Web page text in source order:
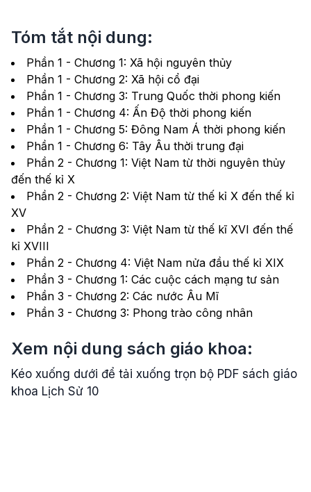
Tóm tắt nội dung:
Phần 1 - Chương 1: Xã hội nguyên thủy
Phần 1 - Chương 2: Xã hội cổ đại
Phần 1 - Chương 3: Trung Quốc thời phong kiến
Phần 1 - Chương 4: Ấn Độ thời phong kiến
Phần 1 - Chương 5: Đông Nam Á thời phong kiến
Phần 1 - Chương 6: Tây Âu thời trung đại
Phần 2 - Chương 1: Việt Nam từ thời nguyên thủy
đến thế kỉ X
Phần 2 - Chương 2: Việt Nam từ thế kỉ X đến thế kỉ
XV
Phần 2 - Chương 3: Việt Nam từ thế kĩ XVI đến thế
kỉ XVIII
Phần 2 - Chương 4: Việt Nam nửa đầu thế kỉ XIX
Phần 3 - Chương 1: Các cuộc cách mạng tư sản
Phần 3 - Chương 2: Các nước Âu Mĩ
Phần 3 - Chương 3: Phong trào công nhân
Xem nội dung sách giáo khoa:
Kéo xuống dưới để tải xuống trọn bộ PDF sách giáo
khoa Lịch Sử 10